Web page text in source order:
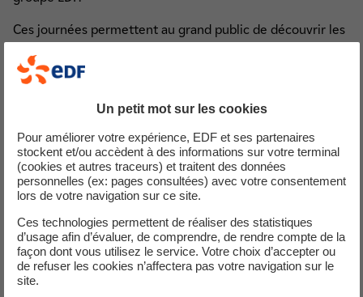
Ces journées permettent au grand public de découvrir les
000 visiteurs sont attendus sur près de 50 sites, parmi
lesquels les installations de production d’électricité les
plus importantes (nucléaire, hydraulique, éolien, solaire),
logistique et de formation.
Durant tout le week-end, les équipes de Socodei feront
découvrir les unités d’incinération et de fusion des
déchets faiblement radioactifs, uniques en France, du site
de Centraco, situé dans le Gard.
Pour en savoir plus sur le programme et s’inscrire aux
visites, rendez-vous sur edf.fr/jie.
Un petit mot sur les cookies
Pour améliorer votre expérience, EDF et ses partenaires
stockent et/ou accèdent à des informations sur votre terminal
(cookies et autres traceurs) et traitent des données
personnelles (ex: pages consultées) avec votre consentement
lors de votre navigation sur ce site.
Ces technologies permettent de réaliser des statistiques
d’usage afin d’évaluer, de comprendre, de rendre compte de la
façon dont vous utilisez le service. Votre choix d’accepter ou
de refuser les cookies n’affectera pas votre navigation sur le
site.